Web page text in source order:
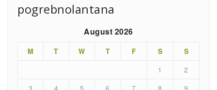
pogrebnolantana
August 2026
M T W T F S S
1
2
3
4 5 6 7 8
9